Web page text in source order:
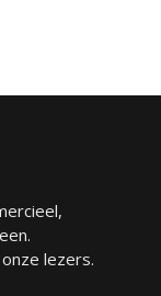
lezers.